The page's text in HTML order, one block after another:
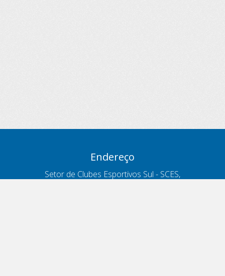
Endereço
Setor de Clubes Esportivos Sul - SCES,